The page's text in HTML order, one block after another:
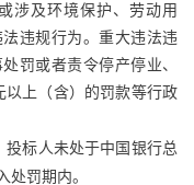
涉及环境保护、劳动用
违规行为。重大违法违
罚或者责令停产停业、
以上（含）的罚款等行政
标人未处于中国银行总
处罚期内。